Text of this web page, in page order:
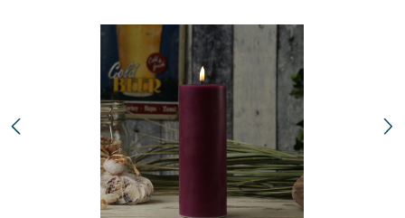
Bildergalerie überspringen